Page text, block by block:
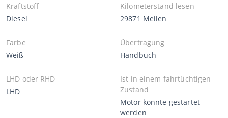
Kraftstoff
Diesel
Kilometerstand lesen
29871 Meilen
Farbe
Weiß
Übertragung
Handbuch
LHD oder RHD
LHD
Ist in einem fahrtüchtigen
Zustand
Motor konnte gestartet
werden